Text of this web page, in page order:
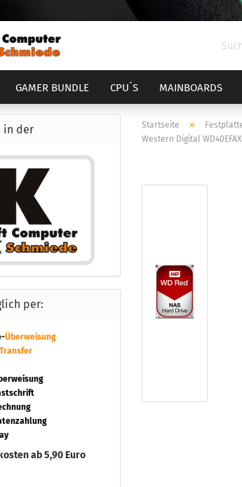
GAMER BUNDLE
AM5 Bundle
CPU´S MAINBOARDS
COMPUTER GEHÄUSEStartseite »
Western Digital
in der
per:
Überweisung
Transfer
ab 5,90 Euro